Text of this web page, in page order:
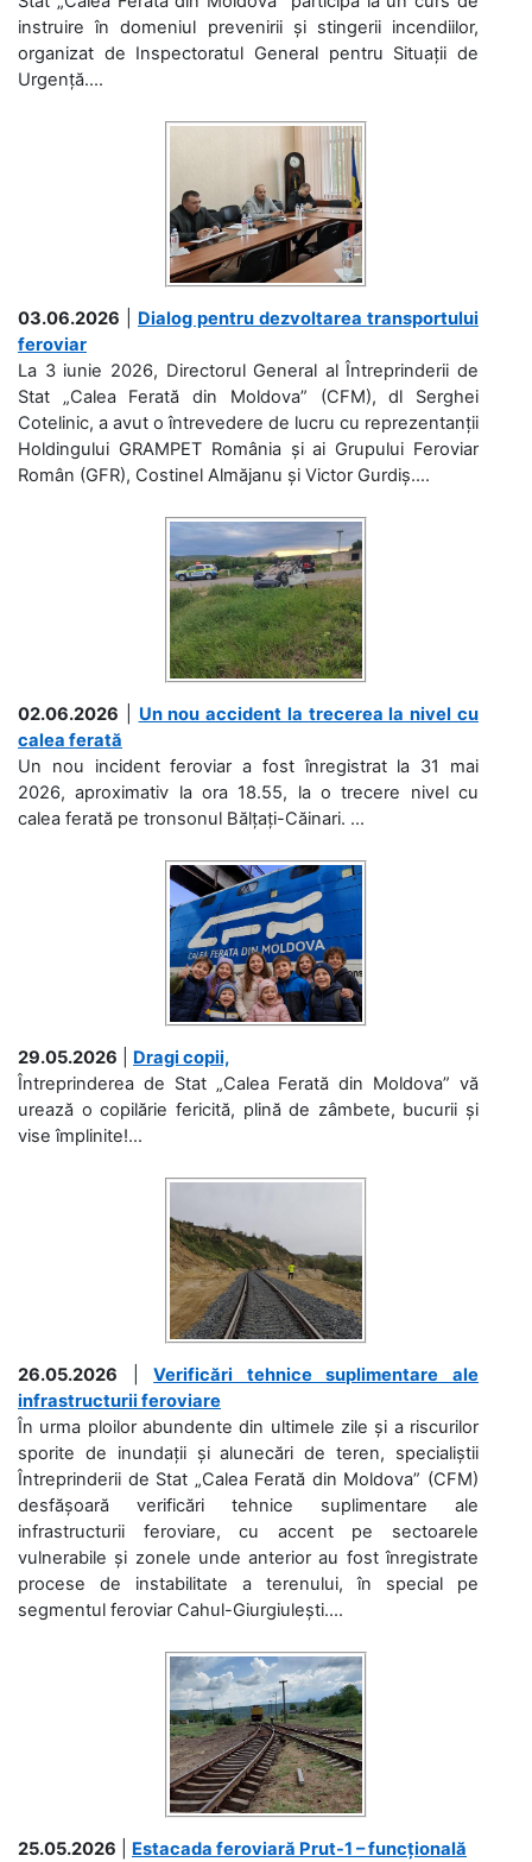
instruire în domeniul prevenirii și stingerii incendiilor,
organizat de Inspectoratul General pentru Situații de
Urgență....
03.06.2026
Dialog pentru dezvoltarea transportului
feroviar
La 3 iunie 2026, Directorul General al Întreprinderii de
Stat „Calea Ferată din Moldova” (CFM), dl Serghei
Cotelinic, a avut o întrevedere de lucru cu reprezentanții
Holdingului GRAMPET România și ai Grupului Feroviar
Român (GFR), Costinel Almăjanu și Victor Gurdiș....
02.06.2026
Un nou accident la trecerea la nivel cu
calea ferată
Un nou incident feroviar a fost înregistrat la 31 mai
2026, aproximativ la ora 18.55, la o trecere nivel cu
calea ferată pe tronsonul Bălțați-Căinari. ...
29.05.2026
Dragi copii,
Întreprinderea de Stat „Calea Ferată din Moldova” vă
urează o copilărie fericită, plină de zâmbete, bucurii și
vise împlinite!...
26.05.2026 |Verificări tehnice suplimentare ale
infrastructurii feroviare
În urma ploilor abundente din ultimele zile și a riscurilor
sporite de inundații și alunecări de teren, specialiștii
Întreprinderii de Stat „Calea Ferată din Moldova” (CFM)
desfășoară verificări tehnice suplimentare ale
infrastructurii feroviare, cu accent pe sectoarele
vulnerabile și zonele unde anterior au fost înregistrate
procese de instabilitate a terenului, în special pe
segmentul feroviar Cahul-Giurgiulești....
25.05.2026
Estacada feroviară Prut-1 – funcțională